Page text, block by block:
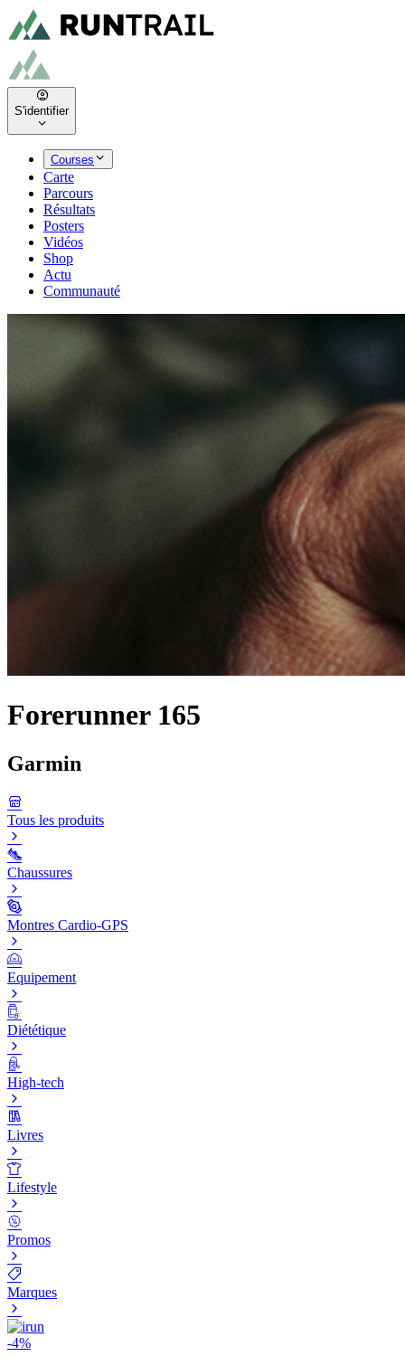
S'identifier
Courses
Carte
Parcours
Résultats
Posters
Vidéos
Shop
Actu
Communauté
Forerunner 165
Garmin
Tous les produits
Chaussures
Montres Cardio-GPS
Equipement
Diététique
High-tech
Livres
Lifestyle
Promos
Marques
-4%